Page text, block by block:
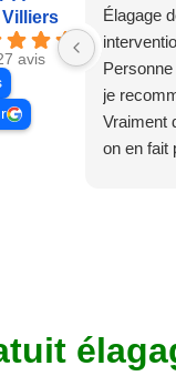
Villiers
avis
Élagage
je
Vraiment
on en fait